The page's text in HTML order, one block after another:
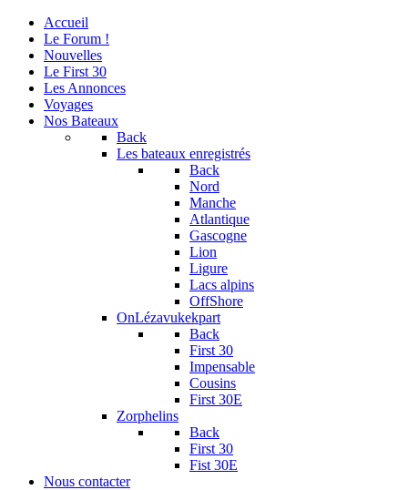
Accueil
Le Forum !
Nouvelles
Le First 30
Les Annonces
Voyages
Nos Bateaux
Back
Les bateaux enregistrés
Back
Nord
Manche
Atlantique
Gascogne
Lion
Ligure
Lacs alpins
OffShore
OnLézavukekpart
Back
First 30
Impensable
Cousins
First 30E
Zorphelins
Back
First 30
Fist 30E
Nous contacter